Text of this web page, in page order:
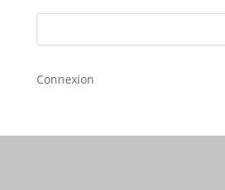
Connexion